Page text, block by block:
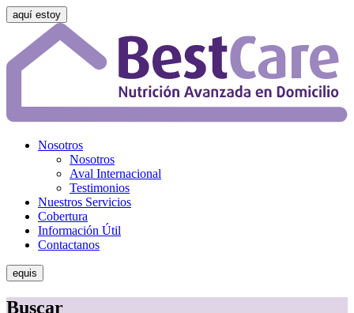
aquí estoy
Nosotros
Nosotros
Aval Internacional
Testimonios
Nuestros Servicios
Cobertura
Información Útil
Contactanos
equis
Buscar